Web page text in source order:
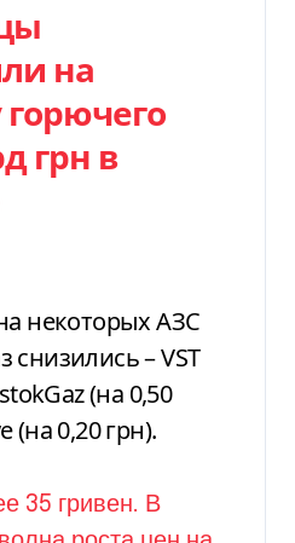
на
горючего
грн в
некоторых АЗС
снизились – VST
(на 0,50
(на 0,20 грн).